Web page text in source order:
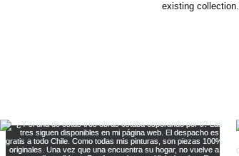
existing collection.